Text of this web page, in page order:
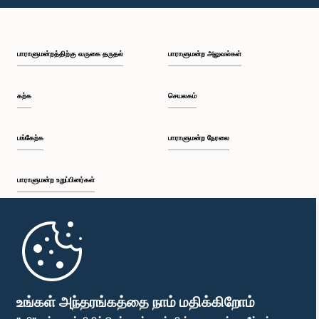
உங்கள் அந்தரங்கத்தை நாம் மதிக்கிறோம்
பி.ப. 1:09 - பி.ப. 1:25
பி.ப. 1:34 - பி.ப. 1:46
பி.ப. 1:53 - பி.ப. 2:05
பாராளுமன்றத்திற்கு வருகை தருதல்
கற்க
பங்கேற்க
பாராளுமன்ற உறுப்பினர்கள்
முதற்பக்கம்
பாராளுமன்ற அலுவல்கள்
செயலகம்
பாராளுமன்ற நேரலை
பாராளுமன்ற கையடக்க செயலி